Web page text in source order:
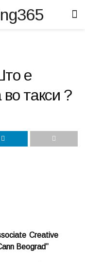
е
такси ?
Creative
Beograd”